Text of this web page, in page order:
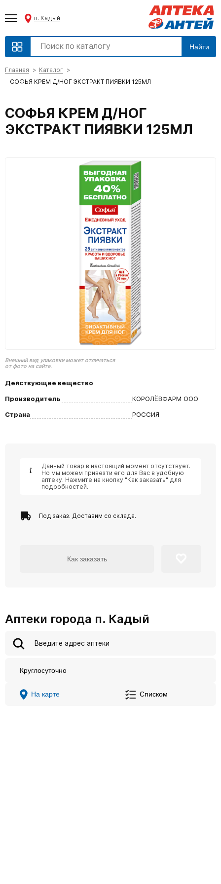
п. Кадый
Найти
Главная
Каталог
СОФЬЯ КРЕМ Д/НОГ ЭКСТРАКТ ПИЯВКИ 125МЛ
СОФЬЯ КРЕМ Д/НОГ
ЭКСТРАКТ ПИЯВКИ 125МЛ
Внешний вид упаковки может отличаться
от фото на сайте.
Действующее вещество
Производитель
КОРОЛЁВФАРМ ООО
Страна
РОССИЯ
Данный товар в настоящий момент отсутствует.
Но мы можем привезти его для Вас в удобную
аптеку. Нажмите на кнопку "Как заказать" для
подробностей.
Под заказ. Доставим со склада.
Как заказать
Аптеки города п. Кадый
Круглосуточно
На карте Списком